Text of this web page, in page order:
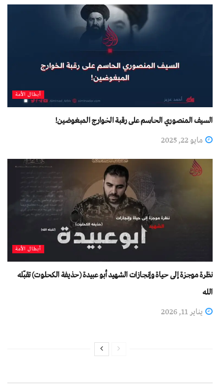
أبطال الأمة
السيف المنصوري الحاسم على رقبة الخوارج المبغوضين!
مايو 22, 2025
أبطال الأمة
نظرة موجزة إلى حياة وإنجازات الشهيد أبو عبيدة (حذيفة الكحلوت) تقبّله
الله
يناير 11, 2026